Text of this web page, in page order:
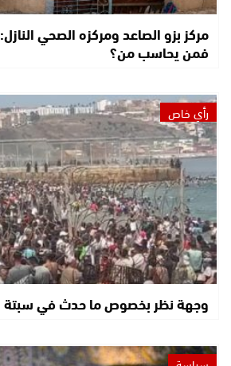
مركز بزو الصاعد ومركزه الصحي
فمن يحاسب من؟
رأي خاص
وجهة نظر بخصوص ما حدث في سبتة